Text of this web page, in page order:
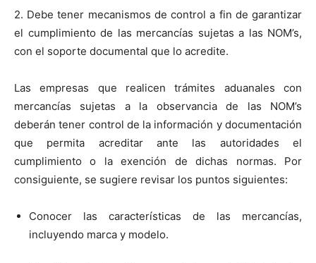
2. Debe tener mecanismos de control a fin de garantizar
el cumplimiento de las mercancías sujetas a las NOM’s,
con el soporte documental que lo acredite.
Las empresas que realicen trámites aduanales con
mercancías sujetas a la observancia de las NOM’s
deberán tener control de la información y documentación
que permita acreditar ante las autoridades el
cumplimiento o la exención de dichas normas. Por
consiguiente, se sugiere revisar los puntos siguientes:
Conocer las características de las mercancías,
incluyendo marca y modelo.